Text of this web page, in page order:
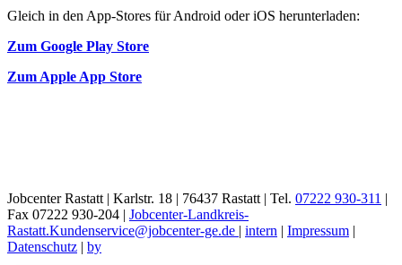
Gleich in den App-Stores für Android oder iOS herunterladen:
Zum Google Play Store
Zum Apple App Store
Jobcenter Rastatt | Karlstr. 18 | 76437 Rastatt | Tel. 07222 930-311 |
Fax 07222 930-204 | Jobcenter-Landkreis-
Rastatt.Kundenservice@jobcenter-ge.de | intern | Impressum |
Datenschutz | by